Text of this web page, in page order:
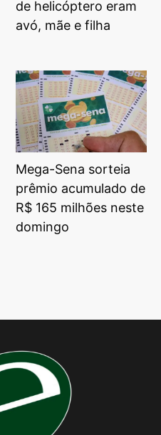
de helicóptero eram
avó, mãe e filha
Mega-Sena sorteia
prêmio acumulado de
R$ 165 milhões neste
domingo